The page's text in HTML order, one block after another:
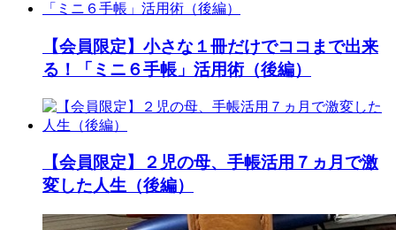
【会員限定】小さな１冊だけでココまで出来
る！「ミニ６手帳」活用術（後編）
【会員限定】２児の母、手帳活用７ヵ月で激
変した人生（後編）